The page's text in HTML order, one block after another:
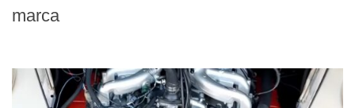
marca